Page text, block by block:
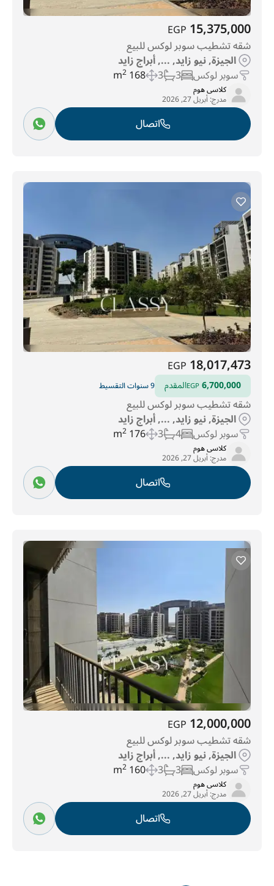
15,375,000
EGP
شقه تشطيب سوبر لوكس للبيع
الجيزة, نيو زايد, ..., أبراج زايد
سوبر لوكس 3
3
168 m
2
كلاسى هوم
مدرج:أبريل 27, 2026
اتصال
18,017,473
EGP
6,700,000
EGPالمقدم 9 سنوات التقسيط
شقه تشطيب سوبر لوكس للبيع
الجيزة, نيو زايد, ..., أبراج زايد
سوبر لوكس 4
3
176 m
2
كلاسى هوم
مدرج:أبريل 27, 2026
اتصال
12,000,000
EGP
شقه تشطيب سوبر لوكس للبيع
الجيزة, نيو زايد, ..., أبراج زايد
سوبر لوكس 3
3
160 m
2
كلاسى هوم
مدرج:أبريل 27, 2026
اتصال